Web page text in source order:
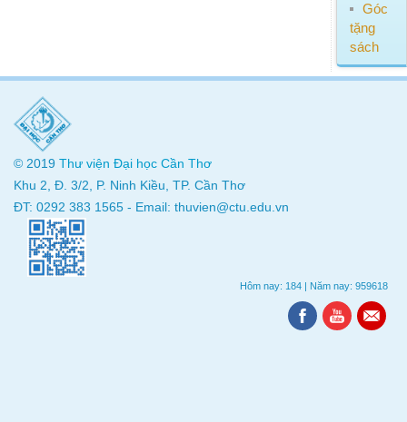
Góc
tặng
sách
© 2019 Thư viện Đại học Cần Thơ
Khu 2, Đ. 3/2, P. Ninh Kiều, TP. Cần Thơ
ĐT: 0292 383 1565 - Email: thuvien@ctu.edu.vn
Hôm nay: 184 | Năm nay: 959618